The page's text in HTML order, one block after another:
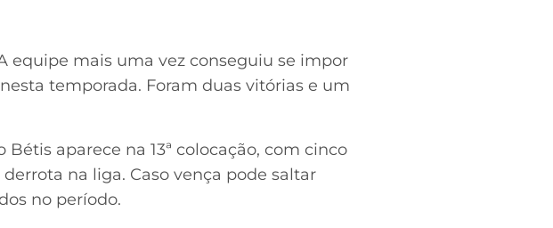
equipe mais uma vez conseguiu se impor
temporada. Foram duas vitórias e um
aparece na 13ª colocação, com cinco
na liga. Caso vença pode saltar
no período.